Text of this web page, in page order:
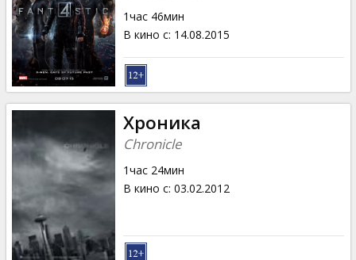
1час 46мин
В кино с: 14.08.2015
Хроника
Chronicle
1час 24мин
В кино с: 03.02.2012